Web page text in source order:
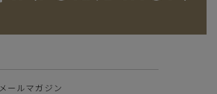
メールマガジン